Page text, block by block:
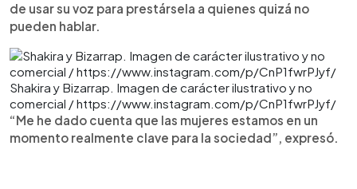
de usar su voz para prestársela a quienes quizá no
pueden hablar.
Shakira y Bizarrap. Imagen de carácter ilustrativo y no
comercial / https://www.instagram.com/p/CnP1fwrPJyf/
“Me he dado cuenta que las mujeres estamos en un
momento realmente clave para la sociedad”, expresó.